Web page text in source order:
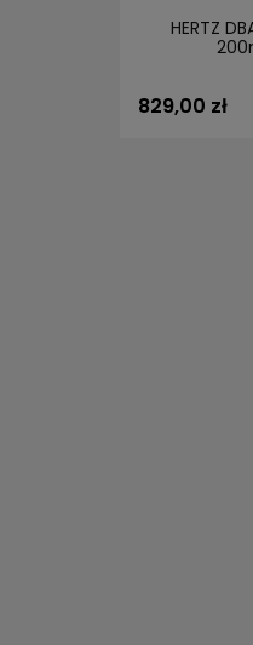
HERTZ
829,00 zł